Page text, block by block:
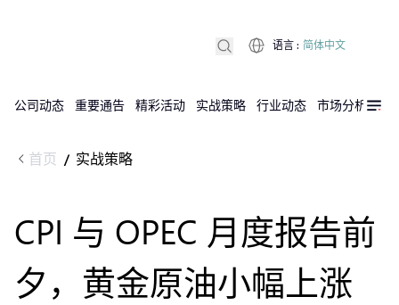
公司动态 重要通告 精彩活动 实战策略 行业动态 市场分析
语言 : 简体中文
首页 / 实战策略
CPI 与 OPEC 月度报告前
夕，黄金原油小幅上涨